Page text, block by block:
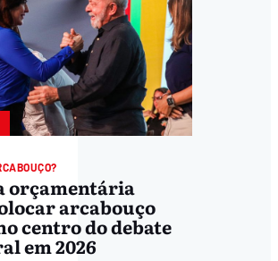
orçamentária
arcabouço
centro do debate
em 2026